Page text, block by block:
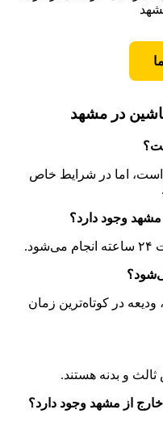
در مشهد
معمولاً ۲۴ ساعت است، اما در شرایط خاص
در کوتاه‌ترین زمان
و بدنه هستند.